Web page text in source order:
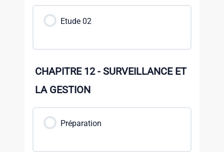
Etude 02
CHAPITRE 12 - SURVEILLANCE ET
LA GESTION
Préparation